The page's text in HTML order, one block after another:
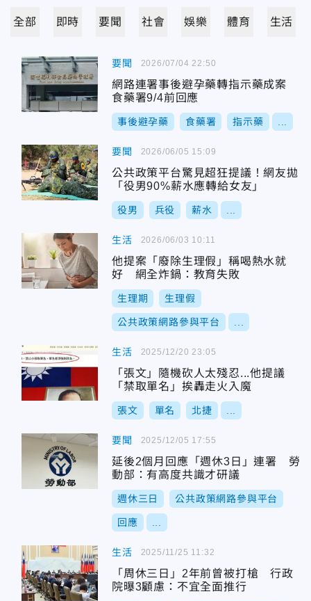
全部 即時 要聞 社會 娛樂 體育 生活
要聞
網路連署事後避孕藥轉指示藥成案
食藥署9/4前回應
事後避孕藥 食藥署 指示藥
2026/07/04 22:50
要聞
公共政策平台驚見超狂提議！網友拋
「役男90%薪水應轉給女友」
役男 兵役 薪水
2026/06/05 15:09
生活
他提案「廢除生理假」稱喝熱水就
好 網全炸鍋：教育失敗
生理期 生理假
公共政策網路參與平台
2026/06/03 10:11
生活
「張文」隨機砍人太殘忍...他提議
「禁取單名」挨轟走火入魔
張文 單名 北捷
2025/12/20 23:05
要聞
延後2個月回應「週休3日」連署 勞
動部：有高度共識才研議
週休三日 公共政策網路參與平台
回應
2025/12/05 17:55
生活
「周休三日」2年前曾被打槍 行政
院曝3顧慮：不宜全面推行
2025/11/25 11:32